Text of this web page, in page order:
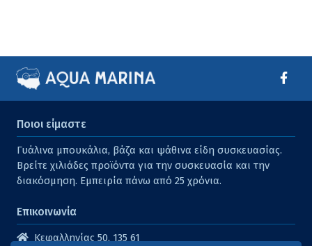
Ποιοι είμαστε
Γυάλινα μπουκάλια, βάζα και ψάθινα είδη συσκευασίας.
Βρείτε χιλιάδες προϊόντα για την συσκευασία και την
διακόσμηση. Εμπειρία πάνω από 25 χρόνια.
Επικοινωνία
Κεφαλληνίας 50, 135 61